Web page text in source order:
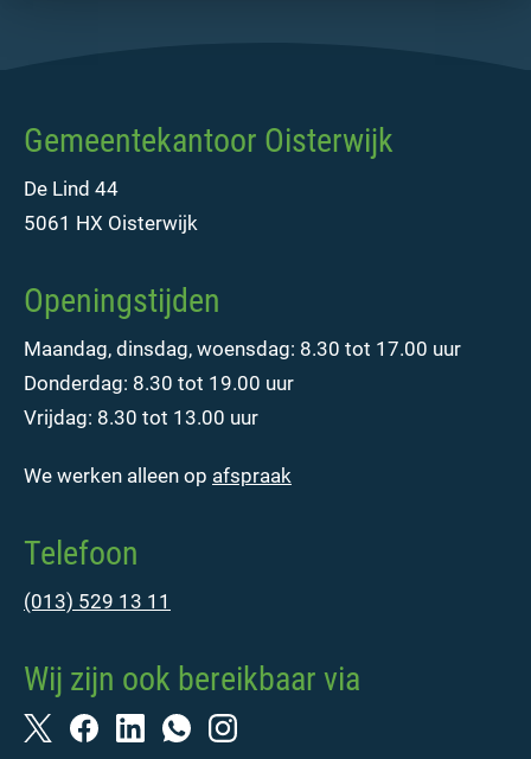
Gemeentekantoor Oisterwijk
De Lind 44
5061 HX Oisterwijk
Openingstijden
Maandag, dinsdag, woensdag: 8.30 tot 17.00 uur
Donderdag: 8.30 tot 19.00 uur
Vrijdag: 8.30 tot 13.00 uur
We werken alleen op afspraak
Telefoon
(013) 529 13 11
Wij zijn ook bereikbaar via